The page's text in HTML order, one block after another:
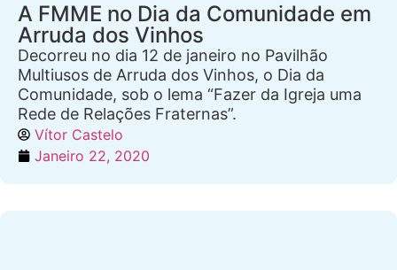
A FMME no Dia da Comunidade em
Arruda dos Vinhos
Decorreu no dia 12 de janeiro no Pavilhão
Multiusos de Arruda dos Vinhos, o Dia da
Comunidade, sob o lema “Fazer da Igreja uma
Rede de Relações Fraternas”.
Vítor Castelo
Janeiro 22, 2020